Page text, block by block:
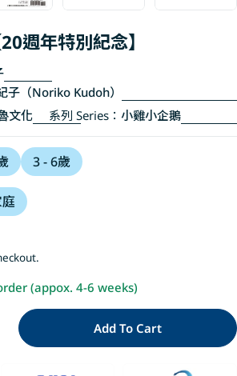
週年特別紀念】
子（Noriko Kudoh）
文化 系列 Series： 小雞小企鵝
3 - 6歲
(appox. 4-6 weeks)
For 小雞到外婆家【20週年特別
Quantity For 小雞到外婆家【20
Add To Cart